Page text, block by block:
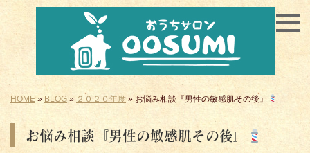
HOME» BLOG » ２０２０年度 » お悩み相談『男性の敏感肌その後』
お悩み相談『男性の敏感肌その後』